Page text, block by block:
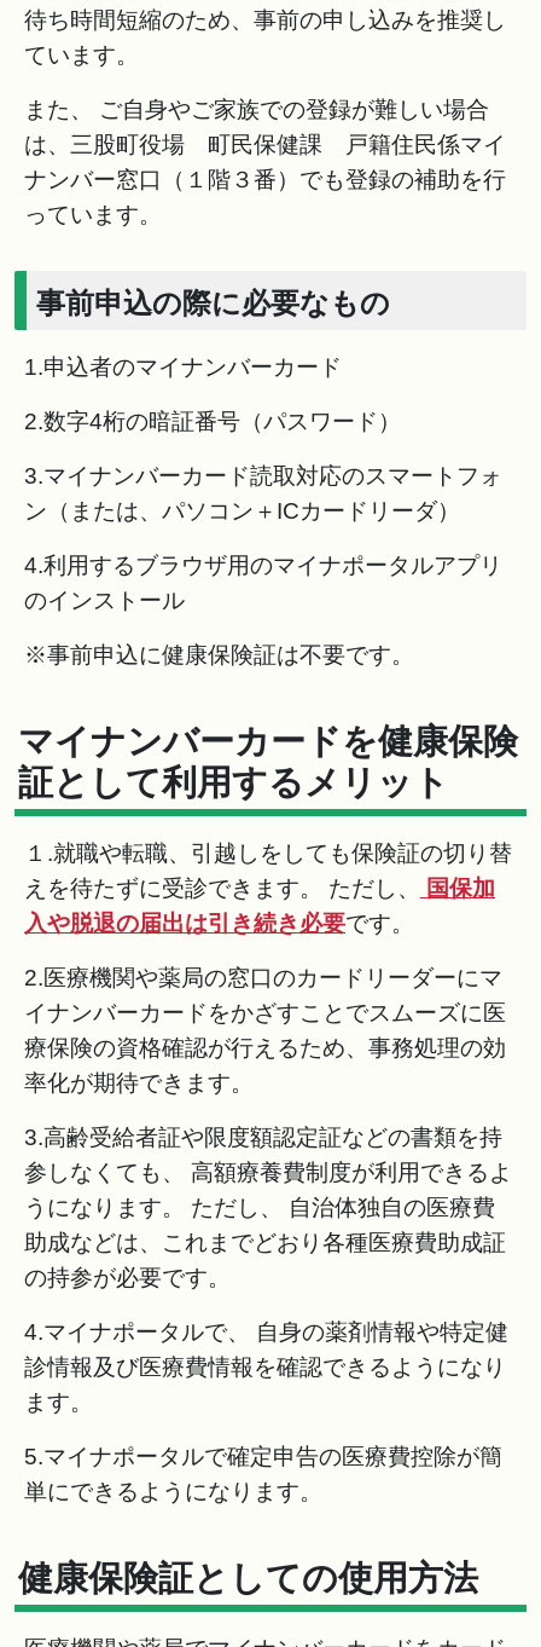
待ち時間短縮のため、事前の申し込みを推奨し
ています。
また、 ご自身やご家族での登録が難しい場合
は、三股町役場 町民保健課 戸籍住民係マイ
ナンバー窓口（１階３番）でも登録の補助を行
っています。
事前申込の際に必要なもの
1.申込者のマイナンバーカード
2.数字4桁の暗証番号（パスワード）
3.マイナンバーカード読取対応のスマートフォ
ン（または、パソコン＋ICカードリーダ）
4.利用するブラウザ用のマイナポータルアプリ
のインストール
※事前申込に健康保険証は不要です。
マイナンバーカードを健康保険
証として利用するメリット
１.就職や転職、引越しをしても保険証の切り替
えを待たずに受診できます。 ただし、
国保加
入や脱退の届出は引き続き必要です。
2.医療機関や薬局の窓口のカードリーダーにマ
イナンバーカードをかざすことでスムーズに医
療保険の資格確認が行えるため、事務処理の効
率化が期待できます。
3.高齢受給者証や限度額認定証などの書類を持
参しなくても、 高額療養費制度が利用できるよ
うになります。 ただし、 自治体独自の医療費
助成などは、これまでどおり各種医療費助成証
の持参が必要です。
4.マイナポータルで、 自身の薬剤情報や特定健
診情報及び医療費情報を確認できるようになり
ます。
5.マイナポータルで確定申告の医療費控除が簡
単にできるようになります。
健康保険証としての使用方法